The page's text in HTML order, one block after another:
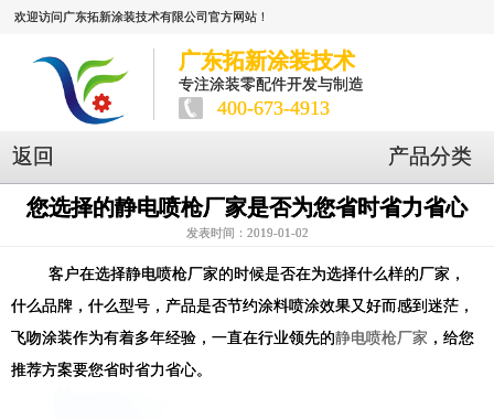
欢迎访问广东拓新涂装技术有限公司官方网站！
广东拓新涂装技术
专注涂装零配件开发与制造
400-673-4913
返回 产品分类
您选择的静电喷枪厂家是否为您省时省力省心
发表时间：2019-01-02
客户在选择静电喷枪厂家的时候是否在为选择什么样的厂家，
什么品牌，什么型号，产品是否节约涂料喷涂效果又好而感到迷茫，
飞吻涂装作为有着多年经验，一直在行业领先的静电喷枪厂家 ，给您
推荐方案要您省时省力省心。